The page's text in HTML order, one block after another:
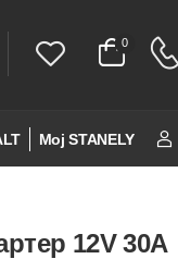
0 0
Мој STANELY
12V 30A